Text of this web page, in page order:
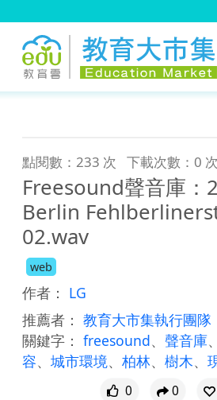
點閱數：233 次 下載次數：0 次
Freesound聲音庫：
Berlin
02.wav
web
作者： LG
推薦者： 教育大市集執行團隊
關鍵字： freesound、 聲音庫、
容、 城市環境、 柏林、 樹木、
0 0